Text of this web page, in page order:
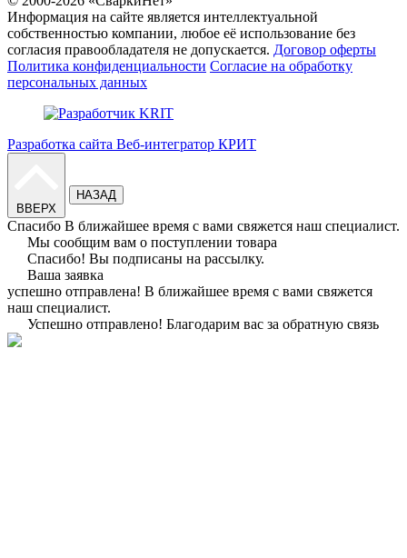
Информация на сайте является интеллектуальной
собственностью компании, любое её использование без
согласия правообладателя не допускается. Договор оферты
Политика конфиденциальности Согласие на обработку
персональных данных
Разработка сайта Веб-интегратор КРИТ
ВВЕРХ
НАЗАД
Спасибо В ближайшее время с вами свяжется наш специалист.
Мы сообщим вам о поступлении товара
Спасибо! Вы подписаны на рассылку.
Ваша заявка
успешно отправлена! В ближайшее время с вами свяжется
наш специалист.
Успешно отправлено! Благодарим вас за обратную связь